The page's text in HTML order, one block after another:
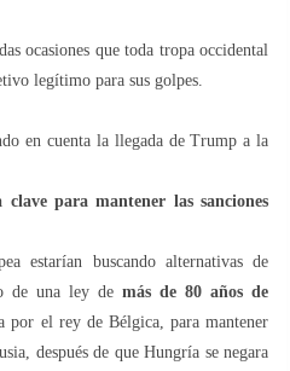
ocasiones que toda tropa occidental
legítimo para sus golpes.
en cuenta la llegada de Trump a la
para mantener las sanciones
estarían buscando alternativas de
de una ley de más de 80 años de
por el rey de Bélgica, para mantener
después de que Hungría se negara